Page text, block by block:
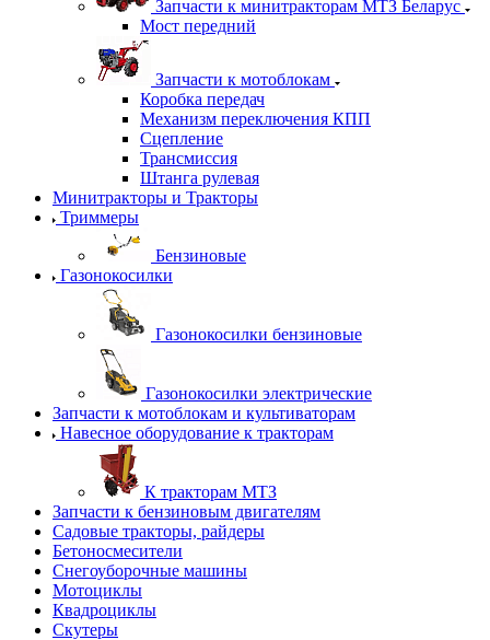
Запчасти к минитракторам МТЗ Беларус
Мост передний
Запчасти к мотоблокам
Коробка передач
Механизм переключения КПП
Сцепление
Трансмиссия
Штанга рулевая
Минитракторы и Тракторы
Триммеры
Бензиновые
Газонокосилки
Газонокосилки бензиновые
Газонокосилки электрические
Запчасти к мотоблокам и культиваторам
Навесное оборудование к тракторам
К тракторам МТЗ
Запчасти к бензиновым двигателям
Садовые тракторы, райдеры
Бетоносмесители
Снегоуборочные машины
Мотоциклы
Квадроциклы
Скутеры